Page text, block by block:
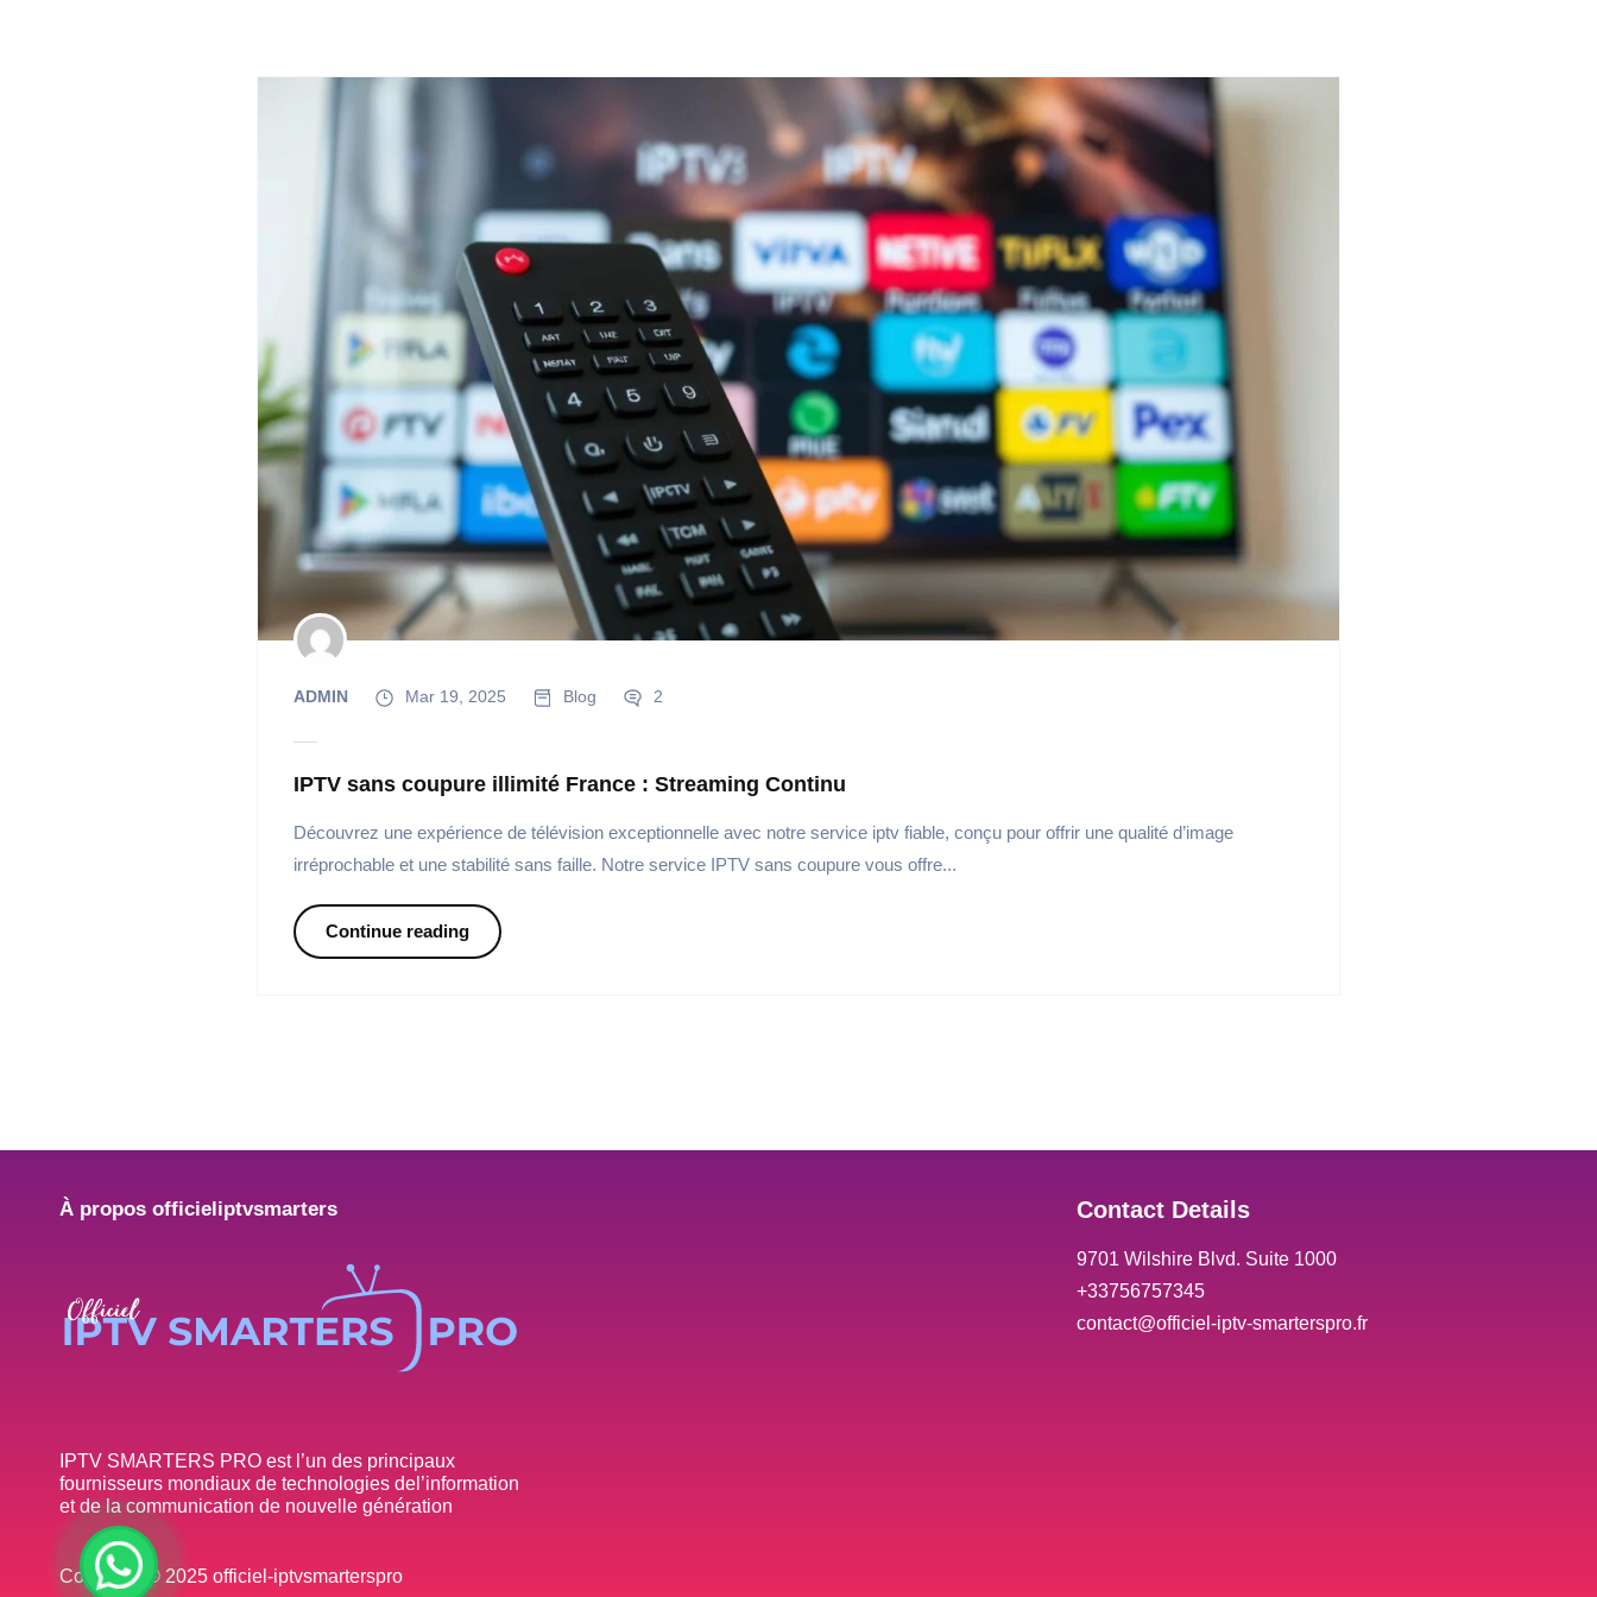
ADMIN Mar 19, 2025 Blog 2
IPTV sans coupure illimité France : Streaming Continu
Découvrez une expérience de télévision exceptionnelle avec notre service iptv fiable, conçu pour offrir une qualité d’image
irréprochable et une stabilité sans faille. Notre service IPTV sans coupure vous offre...
Continue reading
À propos officieliptvsmarters
IPTV SMARTERS PRO est l’un des principaux
fournisseurs mondiaux de technologies del’information
et de la communication de nouvelle génération
Copyright © 2025 officiel-iptvsmarterspro
Contact Details
9701 Wilshire Blvd. Suite 1000
+33756757345
contact@officiel-iptv-smarterspro.fr